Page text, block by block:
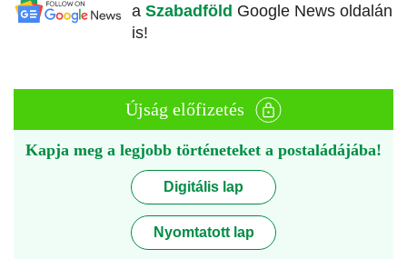
a Szabadföld Google News oldalán
is!
Újság előfizetés
Kapja meg a legjobb történeteket a postaládájába!
Digitális lap
Nyomtatott lap